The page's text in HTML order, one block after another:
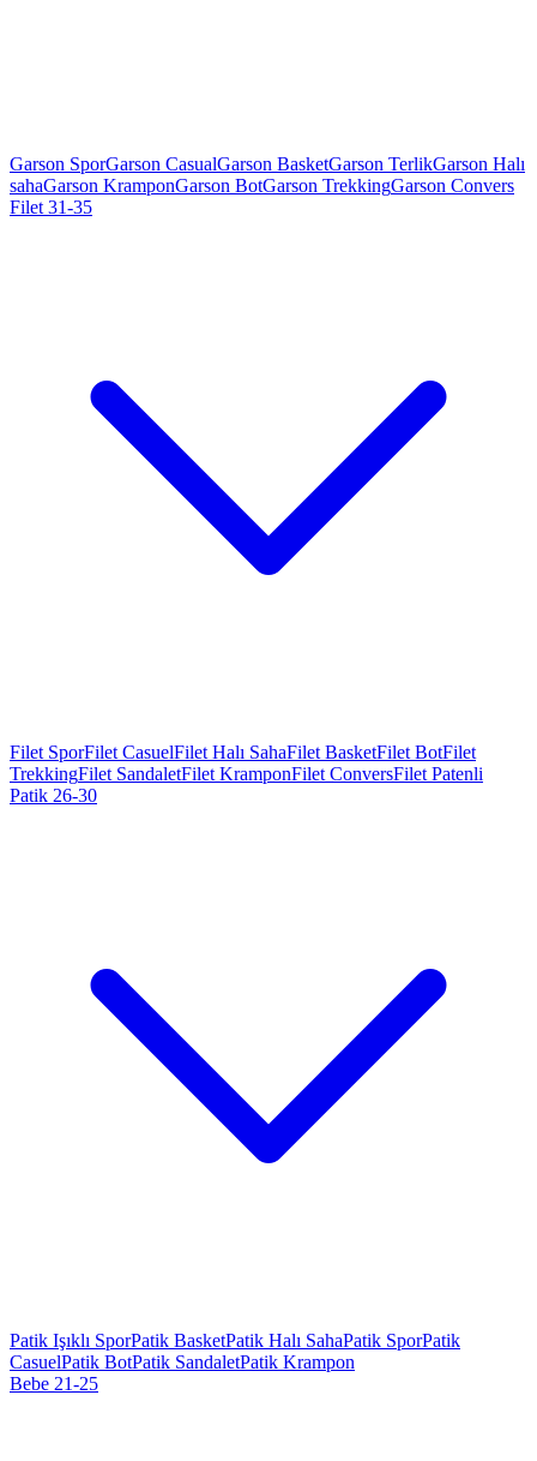
Garson SporGarson CasualGarson BasketGarson TerlikGarson Halı
sahaGarson KramponGarson BotGarson TrekkingGarson Convers
Filet 31-35
Filet SporFilet CasuelFilet Halı SahaFilet BasketFilet BotFilet
TrekkingFilet SandaletFilet KramponFilet ConversFilet Patenli
Patik 26-30
Patik Işıklı SporPatik BasketPatik Halı SahaPatik SporPatik
CasuelPatik BotPatik SandaletPatik Krampon
Bebe 21-25